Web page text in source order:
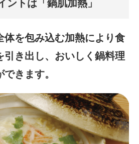
ントは「鍋肌加熱」
体を包み込む加熱により食
引き出し、おいしく鍋料理
きます。